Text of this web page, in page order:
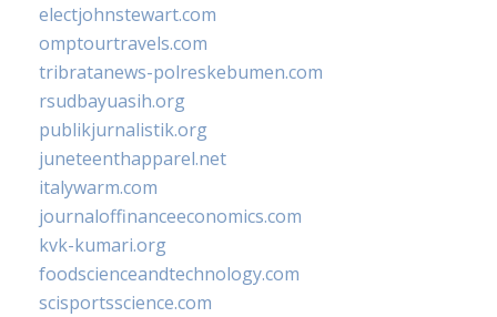
electjohnstewart.com
omptourtravels.com
tribratanews-polreskebumen.com
rsudbayuasih.org
publikjurnalistik.org
juneteenthapparel.net
italywarm.com
journaloffinanceeconomics.com
kvk-kumari.org
foodscienceandtechnology.com
scisportsscience.com